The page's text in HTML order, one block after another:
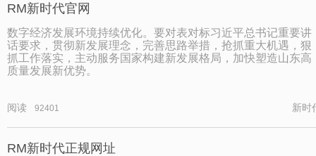
RM新时代官网
数字经济发展环境持续优化。要对表对标习近平总书记重要讲
话要求，贯彻新发展理念，完善思路举措，抢抓重大机遇，狠
抓工作落实，主动服务国家构建新发展格局，加快塑造山东高
质量发展新优势。
阅读 92401 新时
RM新时代正规网址